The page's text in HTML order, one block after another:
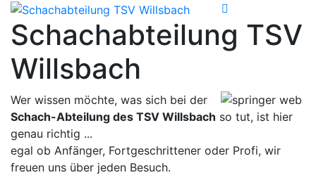
Schachabteilung TSV
Willsbach
Wer wissen möchte, was sich bei der
Schach-Abteilung des TSV Willsbach so tut, ist hier
genau richtig ...
egal ob Anfänger, Fortgeschrittener oder Profi, wir
freuen uns über jeden Besuch.